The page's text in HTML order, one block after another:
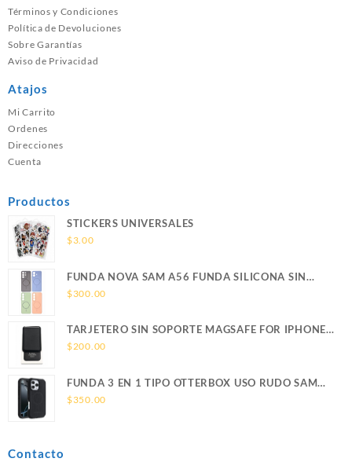
Términos y Condiciones
Política de Devoluciones
Sobre Garantías
Aviso de Privacidad
Atajos
Mi Carrito
Ordenes
Direcciones
Cuenta
Productos
STICKERS UNIVERSALES
$3.00
FUNDA NOVA SAM A56 FUNDA SILICONA SIN
SOPORTE MAGNETICO SAMSUNG
$300.00
TARJETERO SIN SOPORTE MAGSAFE FOR IPHONE
LEATHER WALLET MAGSAFE
$200.00
FUNDA 3 EN 1 TIPO OTTERBOX USO RUDO SAM
S26 ULTRA SAMSUNG S26 ULTRA
$350.00
Contacto